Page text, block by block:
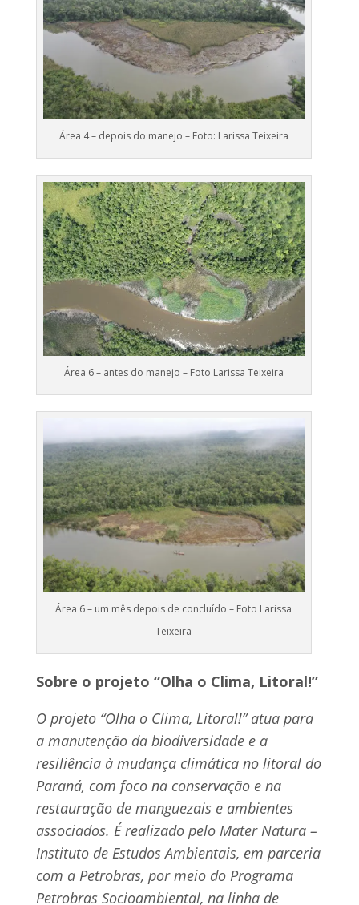
Área 4 – depois do manejo – Foto: Larissa Teixeira
Área 6 – antes do manejo – Foto Larissa Teixeira
Área 6 – um mês depois de concluído – Foto Larissa
Teixeira
Sobre o projeto “Olha o Clima, Litoral!”
O projeto “Olha o Clima, Litoral!” atua para
a manutenção da biodiversidade e a
resiliência à mudança climática no litoral do
Paraná, com foco na conservação e na
restauração de manguezais e ambientes
associados. É realizado pelo Mater Natura –
Instituto de Estudos Ambientais, em parceria
com a Petrobras, por meio do Programa
Petrobras Socioambiental, na linha de